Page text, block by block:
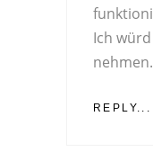
Ich
REPLY...